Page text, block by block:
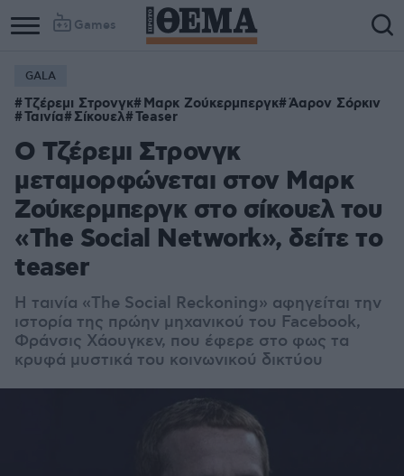
Games
GALA
Τζέρεμι Στρονγκ Μαρκ Ζούκερμπεργκ Άαρον Σόρκιν
Ταινία Σίκουελ Teaser
Ο Τζέρεμι Στρονγκ
μεταμορφώνεται στον Μαρκ
Ζούκερμπεργκ στο σίκουελ του
«The Social Network», δείτε το
teaser
Η ταινία «The Social Reckoning» αφηγείται την
ιστορία της πρώην μηχανικού του Facebook,
Φράνσις Χάουγκεν, που έφερε στο φως τα
κρυφά μυστικά του κοινωνικού δικτύου